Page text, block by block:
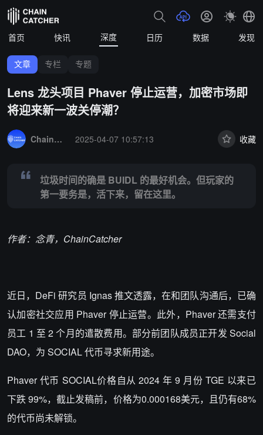
首页 快讯 深度 日历 数据 发现
文章 专栏 专题
Lens 龙头项目 Phaver 停止运营，加密市场即
将迎来新一波关停潮？
ChainCatcher 精选
2025-04-07 10:57:13 收藏
垃圾时间的确是 BUIDL 的最好机会。但玩家的
第一要务是，活下来，留在这里。
作者：念青，ChainCatcher
近日，DeFi 研究员 Ignas 推文透露，在和团队沟通后，已确
认加密社交应用 Phaver 停止运营。此外，Phaver 还需支付
员工 1 至 2 个月的遣散费用。部分前团队成员正开发 Social
DAO，为 SOCIAL 代币寻求新用途。
Phaver 代币 SOCIAL价格自从 2024 年 9 月份 TGE 以来已
下跌 99%，截止发稿前，价格为0.000168美元，且仍有68%
的代币尚未解锁。